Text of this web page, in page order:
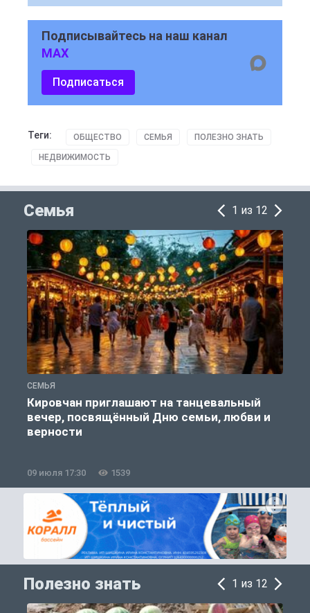
Подписывайтесь на наш канал
MAX
Подписаться
Теги: ОБЩЕСТВО СЕМЬЯ ПОЛЕЗНО ЗНАТЬ
НЕДВИЖИМОСТЬ
Семья 1 из 12
СЕМЬЯ
Кировчан приглашают на танцевальный
вечер, посвящённый Дню семьи, любви и
верности
09 июля 17:30 1539
Полезно знать 1 из 12